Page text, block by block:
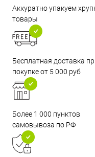
Аккуратно упакуем
товары
Бесплатная доставка
покупке от 5 000 руб
Более 1 000 пунктов
самовывоза по РФ